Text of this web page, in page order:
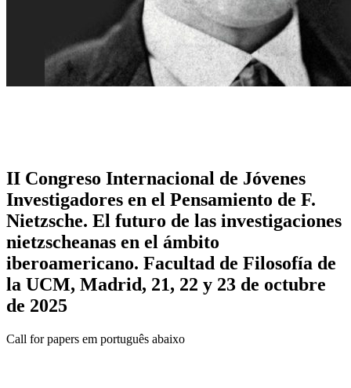
II Congreso Internacional de Jóvenes
Investigadores en el Pensamiento de F.
Nietzsche. El futuro de las investigaciones
nietzscheanas en el ámbito
iberoamericano. Facultad de Filosofía de
la UCM, Madrid, 21, 22 y 23 de octubre
de 2025
Call for papers em português abaixo